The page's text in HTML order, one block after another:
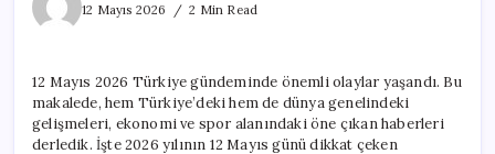
12 Mayıs 2026
2 Min Read
Çıkan
Gelişmeler
için
12 Mayıs 2026 Türkiye gündeminde önemli olaylar yaşandı. Bu
makalede, hem Türkiye’deki hem de dünya genelindeki
gelişmeleri, ekonomi ve spor alanındaki öne çıkan haberleri
derledik. İşte 2026 yılının 12 Mayıs günü dikkat çeken